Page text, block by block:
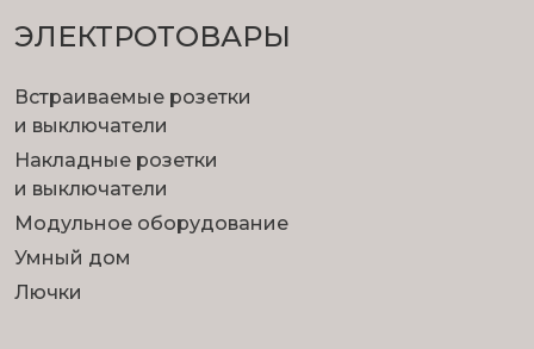
ЭЛЕКТРОТОВАРЫ
Встраиваемые розетки
и выключатели
Накладные розетки
и выключатели
Модульное оборудование
Умный дом
Лючки